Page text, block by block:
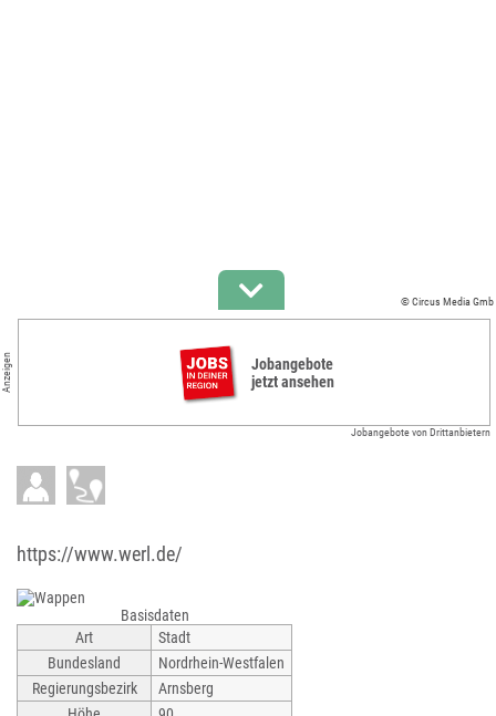
© Circus Media Gmb
Anzeigen
Jobangebote
jetzt ansehen
Jobangebote von Drittanbietern
https://www.werl.de/
Basisdaten
Art
Stadt
Bundesland
Nordrhein-Westfalen
Regierungsbezirk
Arnsberg